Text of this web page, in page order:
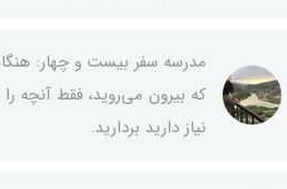
مدرسه سفر بیست و چهار:
که بیرون می‌روید، فقط آنچه را
نیاز دارید بردارید.